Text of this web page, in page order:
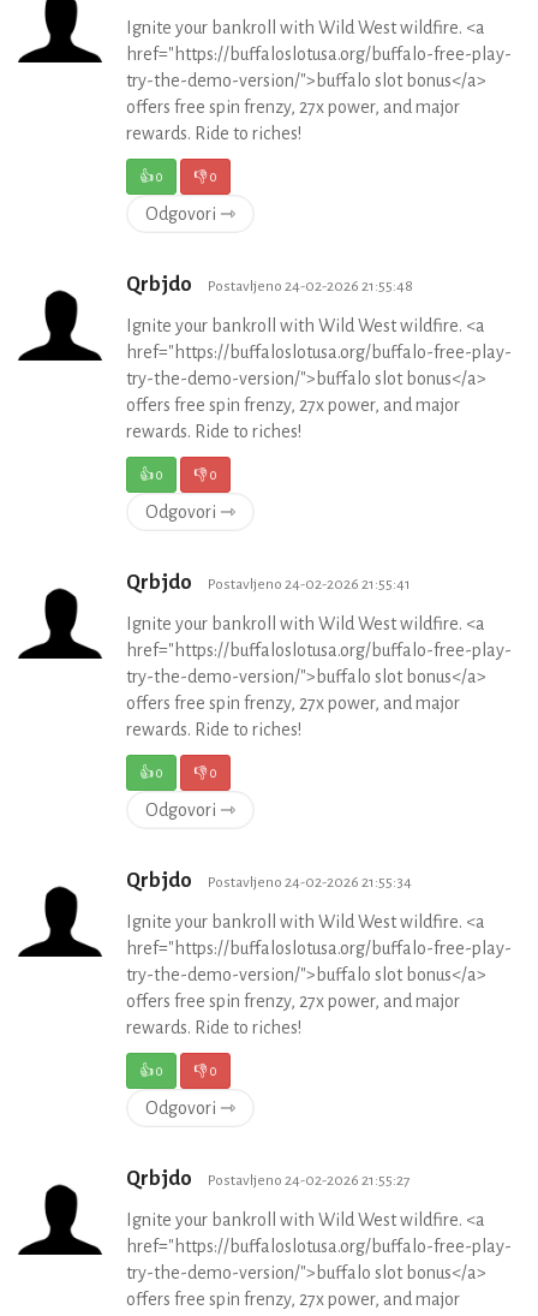
Ignite your bankroll with Wild West wildfire. <a
href="https://buffaloslotusa.org/buffalo-free-play-
try-the-demo-version/">buffalo slot bonus</a>
offers free spin frenzy, 27x power, and major
rewards. Ride to riches!
👍0 👎0
Odgovori ⇾
Qrbjdo Postavljeno 24-02-2026 21:55:48
Ignite your bankroll with Wild West wildfire. <a
href="https://buffaloslotusa.org/buffalo-free-play-
try-the-demo-version/">buffalo slot bonus</a>
offers free spin frenzy, 27x power, and major
rewards. Ride to riches!
👍0 👎0
Odgovori ⇾
Qrbjdo Postavljeno 24-02-2026 21:55:41
Ignite your bankroll with Wild West wildfire. <a
href="https://buffaloslotusa.org/buffalo-free-play-
try-the-demo-version/">buffalo slot bonus</a>
offers free spin frenzy, 27x power, and major
rewards. Ride to riches!
👍0 👎0
Odgovori ⇾
Qrbjdo Postavljeno 24-02-2026 21:55:34
Ignite your bankroll with Wild West wildfire. <a
href="https://buffaloslotusa.org/buffalo-free-play-
try-the-demo-version/">buffalo slot bonus</a>
offers free spin frenzy, 27x power, and major
rewards. Ride to riches!
👍0 👎0
Odgovori ⇾
Qrbjdo Postavljeno 24-02-2026 21:55:27
Ignite your bankroll with Wild West wildfire. <a
href="https://buffaloslotusa.org/buffalo-free-play-
try-the-demo-version/">buffalo slot bonus</a>
offers free spin frenzy, 27x power, and major